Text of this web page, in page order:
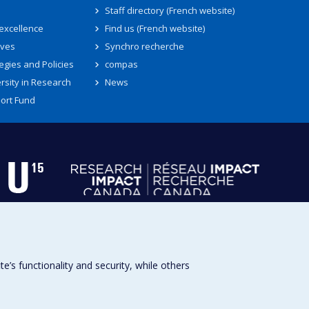
and Policies
in Research
Fund
Staff directory (French website)
Find us (French website)
Synchro recherche
compas
News
functionality and security, while others